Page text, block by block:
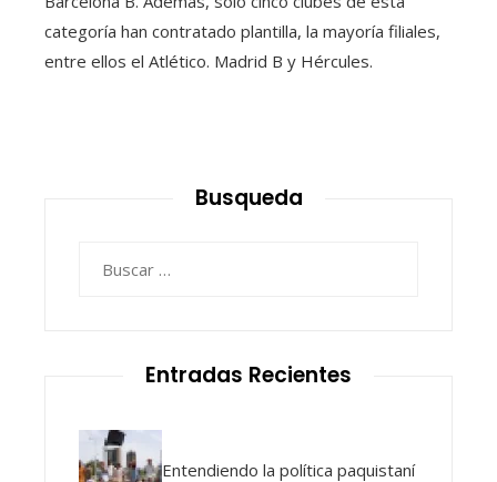
categoría han contratado plantilla, la mayoría filiales,
entre ellos el Atlético. Madrid B y Hércules.
Busqueda
Entradas Recientes
Entendiendo la política paquistaní